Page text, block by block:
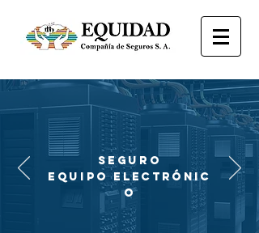
SEGURO
EQUIPOELECTRÓNIC
O